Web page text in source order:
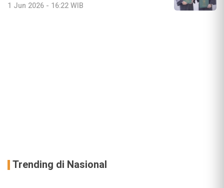
1 Jun 2026 - 16:22 WIB
Trending di Nasional